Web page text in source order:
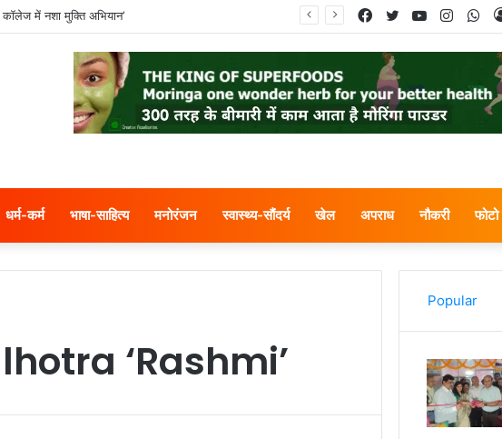
कॉलेज में नशा मुक्ति अभियान’ YouTube
Twitter
Facebook
धर्म-कर्म भाषा-साहित्य मनोरंजन स्वास्थ्य-सौंदर्य खेल अपराध नौकरी
‘Rashmi’
Popular